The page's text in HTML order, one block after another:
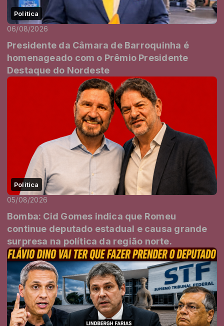
Politica
06/08/2026
Presidente da Câmara de Barroquinha é
homenageado com o Prêmio Presidente
Destaque do Nordeste
Politica
05/08/2026
Bomba: Cid Gomes indica que Romeu
continue deputado estadual e causa grande
surpresa na política da região norte.